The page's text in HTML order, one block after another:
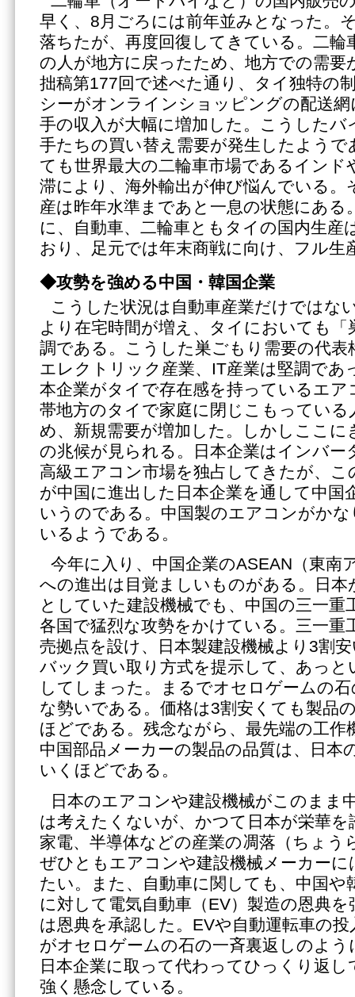
早く、8月ごろには前年並みとなった。
落ちたが、再度回復してきている。二輪
の人が地方に戻ったため、地方での需要
拙稿第177回で述べた通り、タイ独特の
シーがオンラインショッピングの配送
手の収入が大幅に増加した。こうしたバ
手たちの買い替え需要が発生したようで
ても世界最大の二輪車市場であるイン
滞により、海外輸出が伸び悩んでいる。
産は昨年水準まであと一息の状態にある
に、自動車、二輪車ともタイの国内生産
おり、足元では年末商戦に向け、フル生
◆攻勢を強める中国・韓国企業
こうした状況は自動車産業だけではな
より在宅時間が増え、タイにおいても「
調である。こうした巣ごもり需要の代表
エレクトリック産業、IT産業は堅調であ
本企業がタイで存在感を持っているエ
帯地方のタイで家庭に閉じこもっている
め、新規需要が増加した。しかしここに
の兆候が見られる。日本企業はインバー
高級エアコン市場を独占してきたが、こ
が中国に進出した日本企業を通して中国
いうのである。中国製のエアコンがか
いるようである。
今年に入り、中国企業のASEAN（東南
への進出は目覚ましいものがある。日本
としていた建設機械でも、中国の三一重
各国で猛烈な攻勢をかけている。三一重
売拠点を設け、日本製建設機械より3割
バック買い取り方式を提示して、あっと
してしまった。まるでオセロゲームの
な勢いである。価格は3割安くても製品
ほどである。残念ながら、最先端の工作
中国部品メーカーの製品の品質は、日本
いくほどである。
日本のエアコンや建設機械がこのまま
は考えたくないが、かつて日本が栄華を
家電、半導体などの産業の凋落（ちょう
ぜひともエアコンや建設機械メーカー
たい。また、自動車に関しても、中国や
に対して電気自動車（EV）製造の恩典
は恩典を承認した。EVや自動運転車の
がオセロゲームの石の一斉裏返しのよう
日本企業に取って代わってひっくり返
強く懸念している。